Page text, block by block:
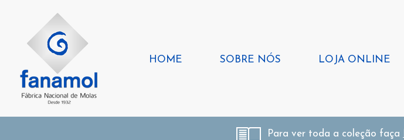
HOME SOBRE NÓS LOJA ONLINE
Para ver toda a coleção faça